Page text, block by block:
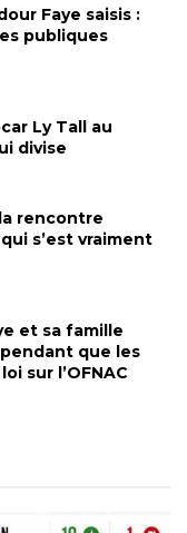
Faye saisis :
publiques
Ly Tall au
divise
rencontre
s’est vraiment
et sa famille
que les
sur l’OFNAC